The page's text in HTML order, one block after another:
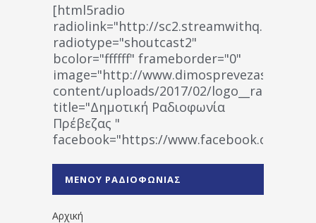
[html5radio
radiolink="http://
radiotype="shoutcast2"
bcolor="ffffff" frameborder="0"
image="http://www.dimosprevezas.gr/wp-
content/uploads/2017/02/
title="Δημοτική Ραδιοφωνία
Πρέβεζας "
facebook="https://www.facebook.com/
1531194763766854/" artist="" ]
ΜΕΝΟΥ ΡΑΔΙΟΦΩΝΙΑΣ
Αρχική